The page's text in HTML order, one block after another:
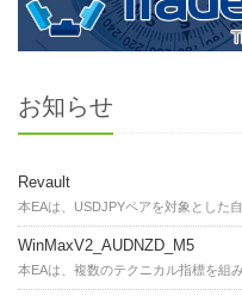
お知らせ
Revault
本EAは、USDJPYペアを対象とした
WinMaxV2_AUDNZD_M5
本EAは、複数のテクニカル指標を組